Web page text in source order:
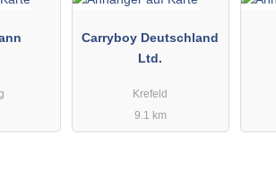
Carryboy Deutschland
Ltd.
Krefeld
9.1 km